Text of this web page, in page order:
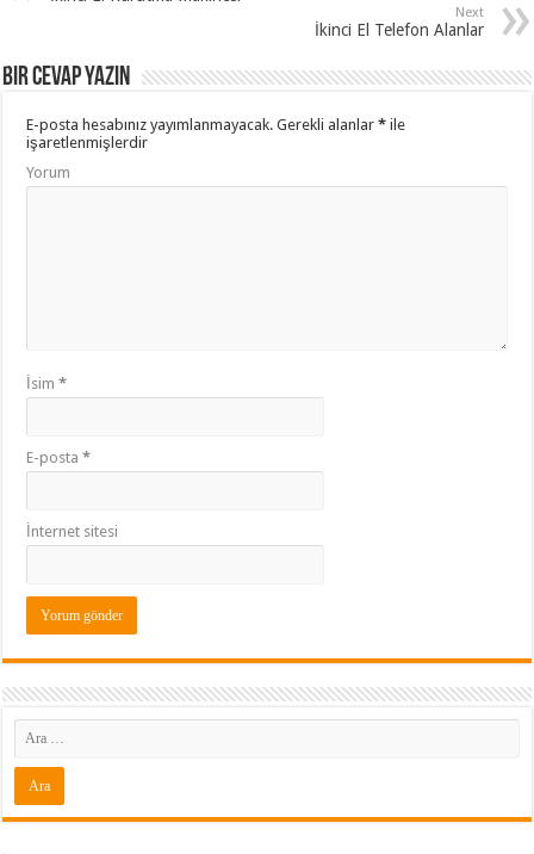
Next
İkinci El Telefon Alanlar
Bir cevap yazın
E-posta hesabınız yayımlanmayacak. Gerekli alanlar* ile
işaretlenmişlerdir
Yorum
İsim*
E-posta*
İnternet sitesi